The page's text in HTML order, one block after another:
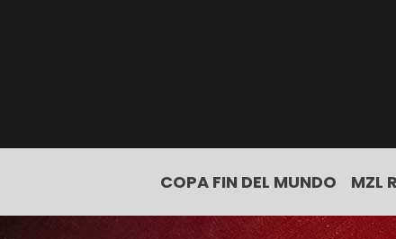
COPA FIN DEL MUNDO MZL